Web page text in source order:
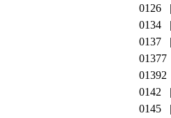
0126
0134
0137
01377
01392
0142
0145